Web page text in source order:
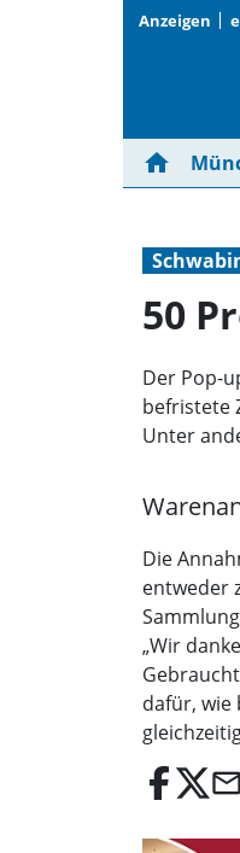
Anzeigen
home
50
Der Pop-
befristete
Unter
Die
entweder
„Wir
dafür, wie
email